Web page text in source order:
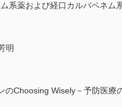
系薬および経口カルバペネム
明
のChoosing Wisely－予防医療